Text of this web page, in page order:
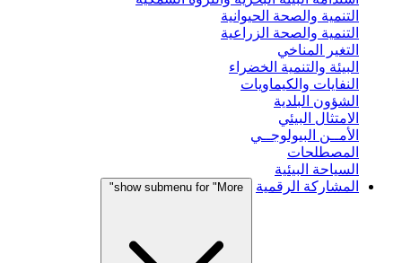
التنمية والصحة الحيوانية
التنمية والصحة الزراعية
التغير المناخي
البيئة والتنمية الخضراء
النفايات والكيماويات
الشؤون البلدية
الامتثال البيئي
الأمــن البيولوجــي
المصطلحات
السياحة البيئية
المشاركة الرقمية
show submenu for "More"